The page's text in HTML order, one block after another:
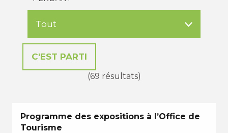
(69 résultats)
Programme des expositions à l’Office de
Tourisme